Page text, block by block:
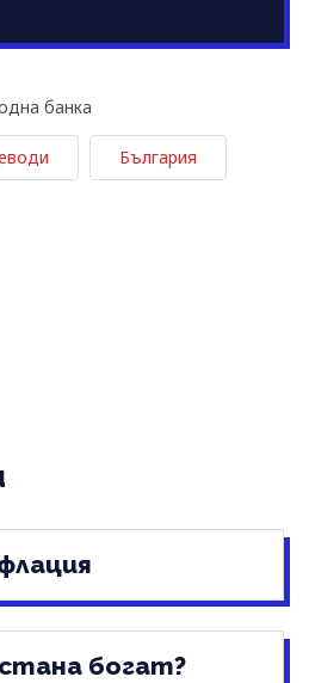
банка
България
богат?